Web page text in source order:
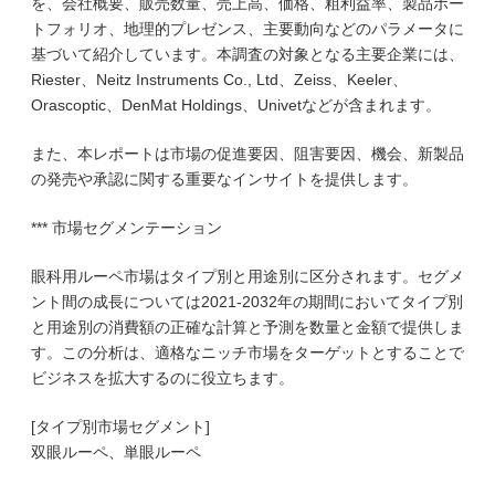
トフォリオ、地理的プレゼンス、主要動向などのパラメータに
基づいて紹介しています。本調査の対象となる主要企業には、
Riester、Neitz Instruments Co., Ltd、Zeiss、Keeler、
Orascoptic、DenMat Holdings、Univetなどが含まれます。
また、本レポートは市場の促進要因、阻害要因、機会、新製品
の発売や承認に関する重要なインサイトを提供します。
*** 市場セグメンテーション
眼科用ルーペ市場はタイプ別と用途別に区分されます。セグメ
ント間の成長については2021-2032年の期間においてタイプ別
と用途別の消費額の正確な計算と予測を数量と金額で提供しま
す。この分析は、適格なニッチ市場をターゲットとすることで
ビジネスを拡大するのに役立ちます。
[タイプ別市場セグメント]
双眼ルーペ、単眼ルーペ